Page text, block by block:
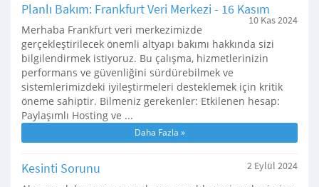
Planlı Bakım: Frankfurt Veri Merkezi - 16 Kasım
10 Kas 2024
Merhaba Frankfurt veri merkezimizde
gerçekleştirilecek önemli altyapı bakımı hakkında sizi
bilgilendirmek istiyoruz. Bu çalışma, hizmetlerinizin
performans ve güvenliğini sürdürebilmek ve
sistemlerimizdeki iyileştirmeleri desteklemek için kritik
öneme sahiptir. Bilmeniz gerekenler: Etkilenen hesap:
Paylaşımlı Hosting ve ...
Daha Fazla »
Kesinti Sorunu 2 Eylül 2024